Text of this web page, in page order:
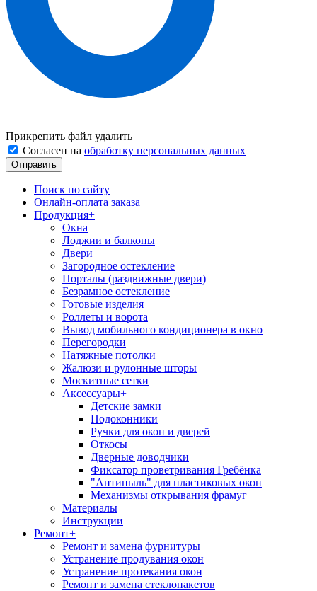
Прикрепить файл удалить
Согласен на обработку персональных данных
Поиск по сайту
Онлайн-оплата заказа
Продукция+
Окна
Лоджии и балконы
Двери
Загородное остекление
Порталы (раздвижные двери)
Безрамное остекление
Готовые изделия
Роллеты и ворота
Вывод мобильного кондиционера в окно
Перегородки
Натяжные потолки
Жалюзи и рулонные шторы
Москитные сетки
Аксессуары+
Детские замки
Подоконники
Ручки для окон и дверей
Откосы
Дверные доводчики
Фиксатор проветривания Гребёнка
"Антипыль" для пластиковых окон
Механизмы открывания фрамуг
Материалы
Инструкции
Ремонт+
Ремонт и замена фурнитуры
Устранение продувания окон
Устранение протекания окон
Ремонт и замена стеклопакетов